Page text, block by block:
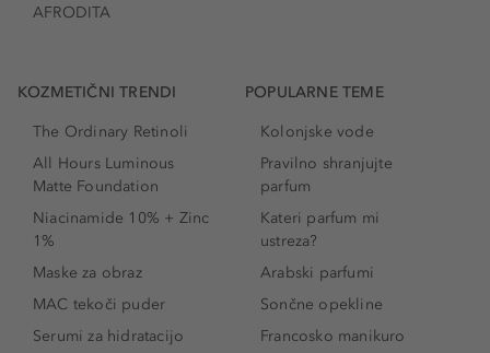
AFRODITA
KOZMETIČNI TRENDI
The Ordinary Retinoli
All Hours Luminous
Matte Foundation
Niacinamide 10% + Zinc
1%
Maske za obraz
MAC tekoči puder
Serumi za hidratacijo
POPULARNE TEME
Kolonjske vode
Pravilno shranjujte
parfum
Kateri parfum mi
ustreza?
Arabski parfumi
Sončne opekline
Francosko manikuro